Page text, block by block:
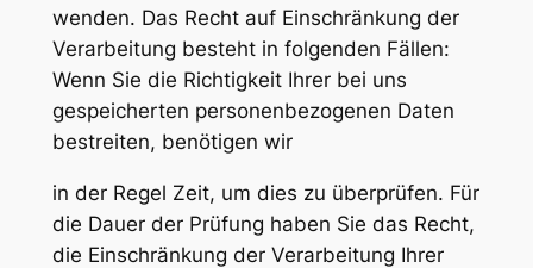
wenden. Das Recht auf Einschränkung der
Verarbeitung besteht in folgenden Fällen:
Wenn Sie die Richtigkeit Ihrer bei uns
gespeicherten personenbezogenen Daten
bestreiten, benötigen wir
in der Regel Zeit, um dies zu überprüfen. Für
die Dauer der Prüfung haben Sie das Recht,
die Einschränkung der Verarbeitung Ihrer